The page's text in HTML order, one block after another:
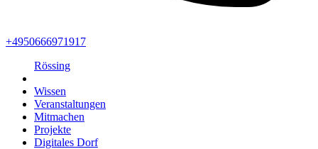
+4950666971917
Rössing
Wissen
Veranstaltungen
Mitmachen
Projekte
Digitales Dorf